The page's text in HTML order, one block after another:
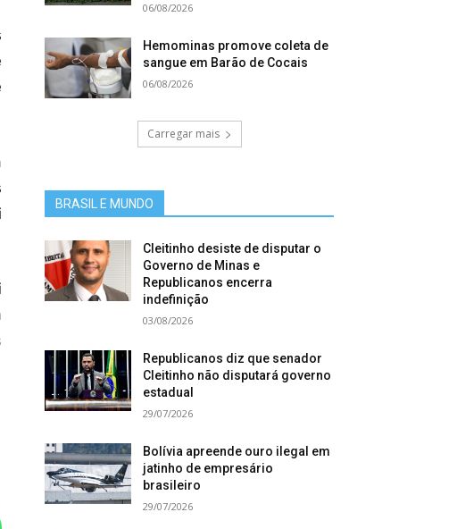
06/08/2026
Hemominas promove coleta de
sangue em Barão de Cocais
06/08/2026
Carregar mais
BRASIL E MUNDO
Cleitinho desiste de disputar o
Governo de Minas e
Republicanos encerra
indefinição
03/08/2026
Republicanos diz que senador
Cleitinho não disputará governo
estadual
29/07/2026
Bolívia apreende ouro ilegal em
jatinho de empresário
brasileiro
29/07/2026